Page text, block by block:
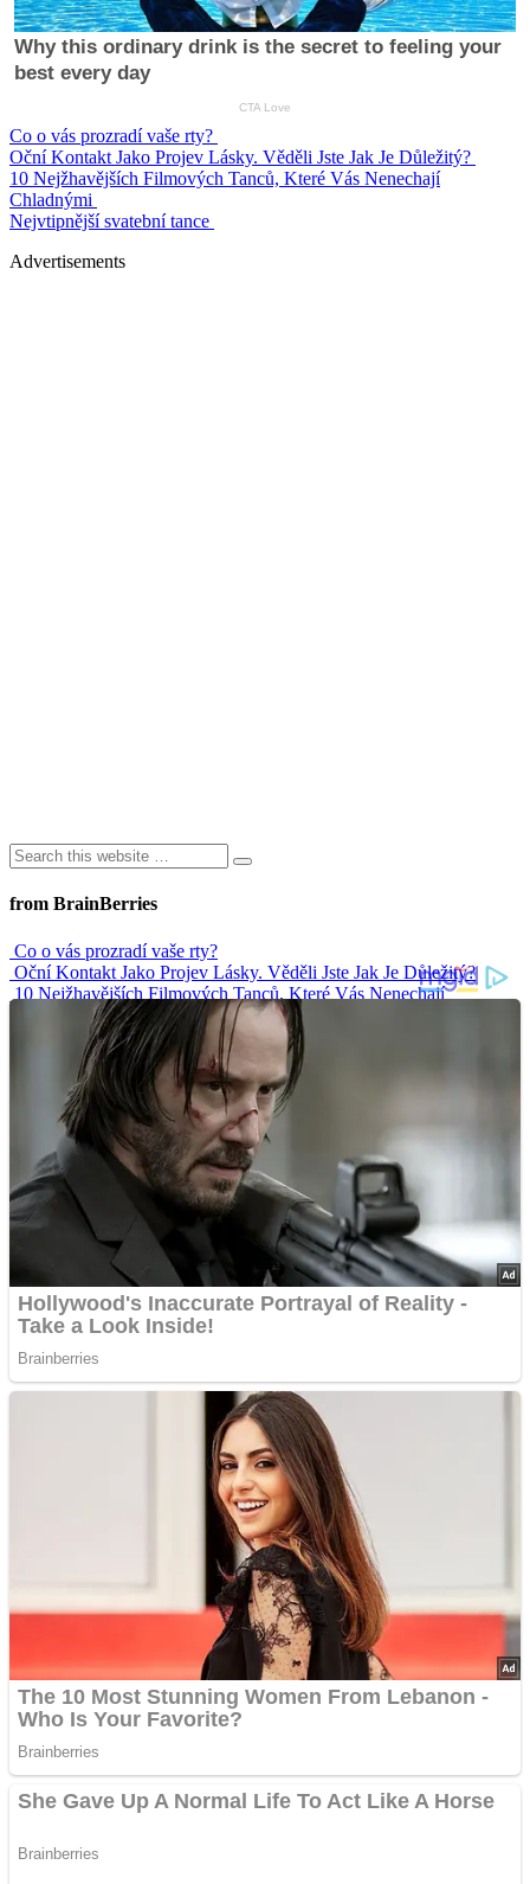
Co o vás prozradí vaše rty?
Oční Kontakt Jako Projev Lásky. Věděli Jste Jak Je Důležitý?
10 Nejžhavějších Filmových Tanců, Které Vás Nenechají
Chladnými
Nejvtipnější svatební tance
Advertisements
from BrainBerries
Co o vás prozradí vaše rty?
Oční Kontakt Jako Projev Lásky. Věděli Jste Jak Je Důležitý?
10 Nejžhavějších Filmových Tanců, Které Vás Nenechají
Nejvtipnější svatební tance
Senioři zpozorněte. Kdo bere léky, měl by se vyhnout těmto
Advertisements